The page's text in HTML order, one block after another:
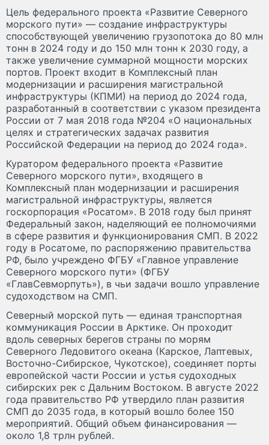
Цель федерального проекта «Развитие Северного
морского пути» — создание инфраструктуры
способствующей увеличению грузопотока до 80 млн
тонн в 2024 году и до 150 млн тонн к 2030 году, а
также увеличение суммарной мощности морских
портов. Проект входит в Комплексный план
модернизации и расширения магистральной
инфраструктуры (КПМИ) на период до 2024 года,
разработанный в соответствии с указом президента
России от 7 мая 2018 года №204 «О национальных
целях и стратегических задачах развития
Российской Федерации на период до 2024 года».
Куратором федерального проекта «Развитие
Северного морского пути», входящего в
Комплексный план модернизации и расширения
магистральной инфраструктуры, является
госкорпорация «Росатом». В 2018 году был принят
Федеральный закон, наделяющий ее полномочиями
в сфере развития и функционирования СМП. В 2022
году в Росатоме, по распоряжению правительства
РФ, было учреждено ФГБУ «Главное управление
Северного морского пути» (ФГБУ
«ГлавСевморпуть»), в чьи задачи вошло управление
судоходством на СМП.
Северный морской путь — единая транспортная
коммуникация России в Арктике. Он проходит
вдоль северных берегов страны по морям
Северного Ледовитого океана (Карское, Лаптевых,
Восточно-Сибирское, Чукотское), соединяет порты
европейской части России и устья судоходных
сибирских рек с Дальним Востоком. В августе 2022
года правительство РФ утвердило план развития
СМП до 2035 года, в который вошло более 150
мероприятий. Общий объем финансирования —
около 1,8 трлн рублей.